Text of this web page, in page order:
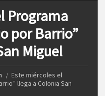
Programa
por Barrio”
Miguel
Este miércoles el
llega a Colonia San